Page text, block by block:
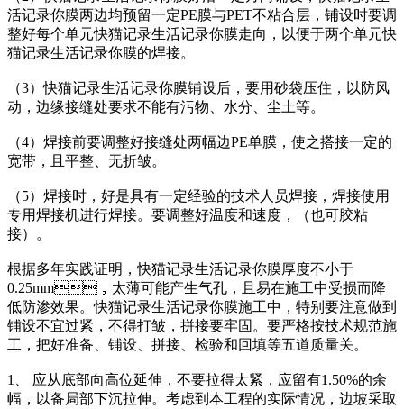
活记录你膜两边均预留一定PE膜与PET不粘合层，铺设时要调
整好每个单元快猫记录生活记录你膜走向，以便于两个单元快
猫记录生活记录你膜的焊接。
（3）快猫记录生活记录你膜铺设后，要用砂袋压住，以防风
动，边缘接缝处要求不能有污物、水分、尘土等。
（4）焊接前要调整好接缝处两幅边PE单膜，使之搭接一定的
宽带，且平整、无折皱。
（5）焊接时，好是具有一定经验的技术人员焊接，焊接使用
专用焊接机进行焊接。要调整好温度和速度，（也可胶粘
接）。
根据多年实践证明，快猫记录生活记录你膜厚度不小于
0.25mm，太薄可能产生气孔，且易在施工中受损而降
低防渗效果。快猫记录生活记录你膜施工中，特别要注意做到
铺设不宜过紧，不得打皱，拼接要牢固。要严格按技术规范施
工，把好准备、铺设、拼接、检验和回填等五道质量关。
1、 应从底部向高位延伸，不要拉得太紧，应留有1.50%的余
幅，以备局部下沉拉伸。考虑到本工程的实际情况，边坡采取